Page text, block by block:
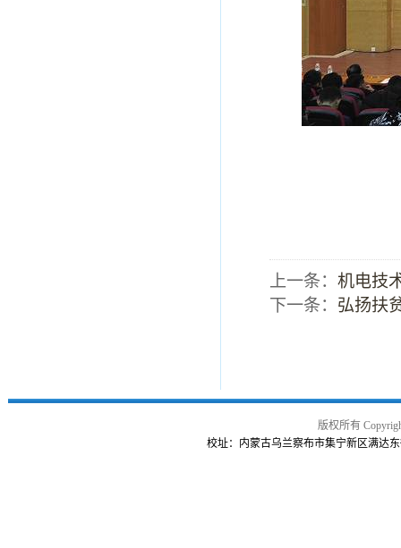
上一条： 机电技
下一条： 弘扬扶
版权所有
校址：内蒙古乌兰察布市集宁新区满达东